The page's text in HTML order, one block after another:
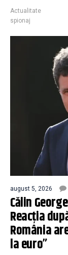
Actualitate
spionaj
august 5, 2026
Călin
Reacția
România
la euro”